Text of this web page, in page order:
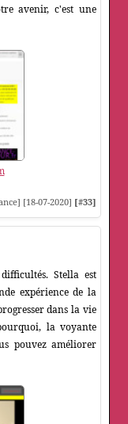
avenir, c'est une
[18-07-2020] [#33]
Stella est
expérience de la
dans la vie
la voyante
pouvez améliorer